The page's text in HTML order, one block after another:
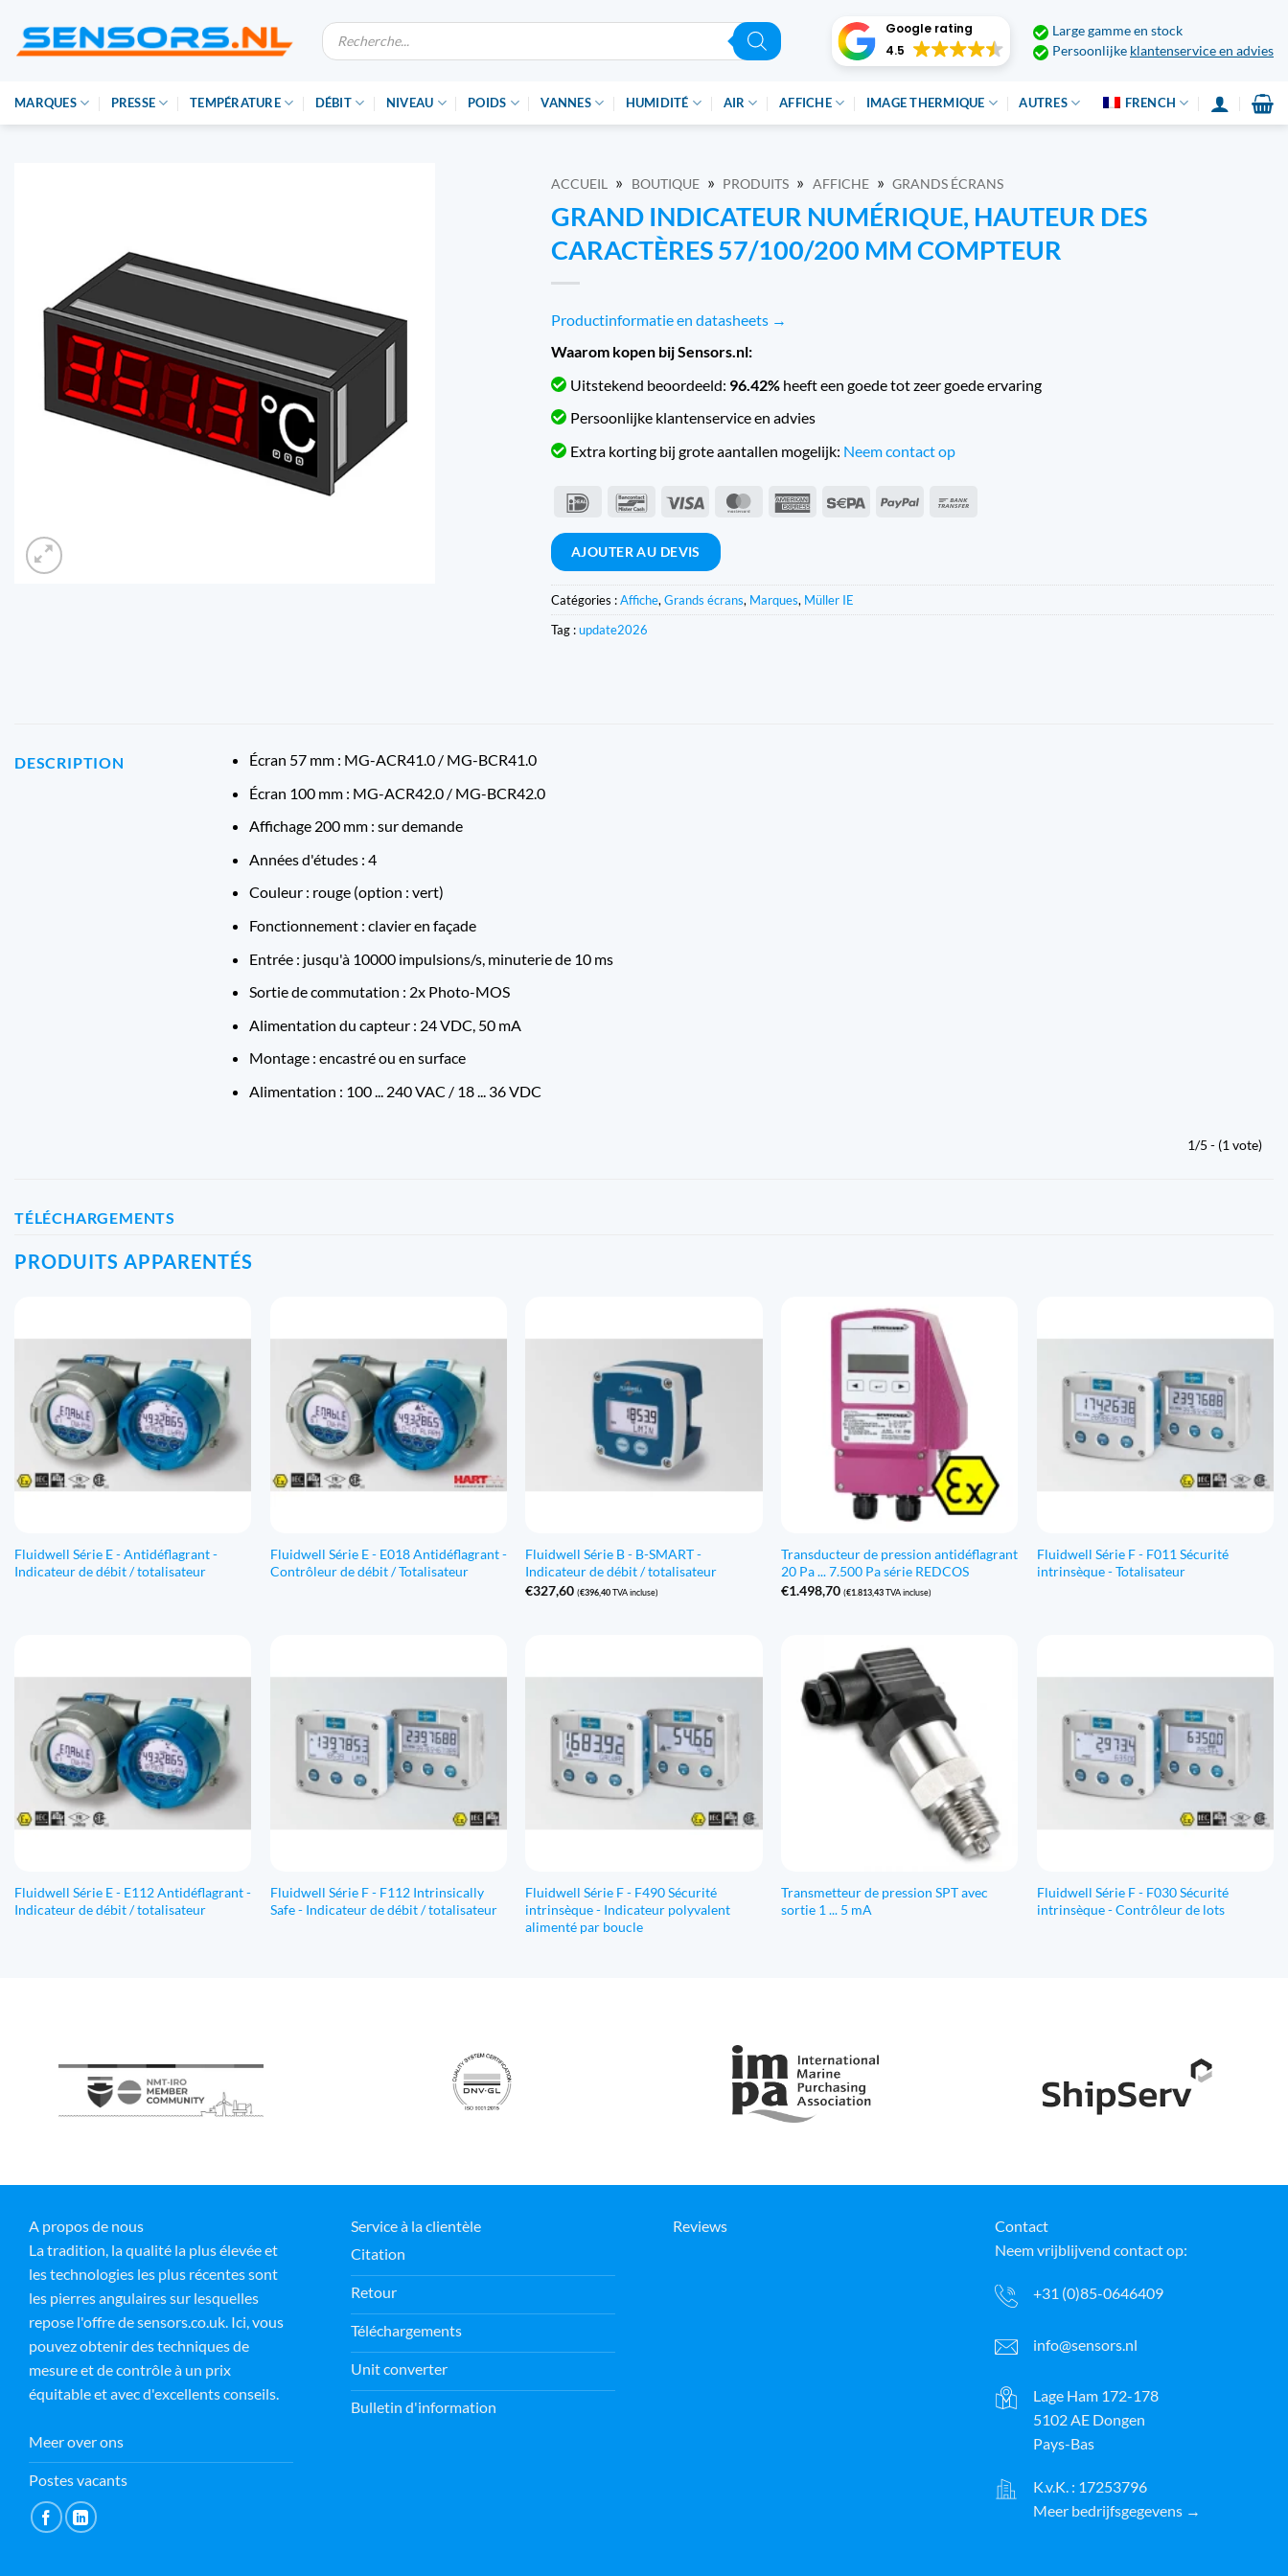
content
Recherche
produits
Google rating
4.5
Large gamme en stock
Persoonlijke klantenservice en advies
MARQUES PRESSE TEMPÉRATURE DÉBIT NIVEAU POIDS VANNES HUMIDITÉ AIR AFFICHE IMAGE THERMIQUE AUTRES FRENCH
ACCUEIL » BOUTIQUE » PRODUITS » AFFICHE » GRANDS ÉCRANS
GRAND INDICATEUR NUMÉRIQUE, HAUTEUR DES
CARACTÈRES 57/100/200 MM COMPTEUR
Productinformatie en datasheets →
Waarom kopen bij Sensors.nl:
Uitstekend beoordeeld: 96.42% heeft een goede tot zeer goede ervaring
Persoonlijke klantenservice en advies
Extra korting bij grote aantallen mogelijk: Neem contact op
IDeal BancontactVisa MasterCardAmerican Sepa PayPal
AJOUTER AU DEVIS
Catégories :Affiche, Grands écrans, Marques, Müller IE
Tag :update2026
DESCRIPTION
Écran 57 mm : MG-ACR41.0 / MG-BCR41.0
Écran 100 mm : MG-ACR42.0 / MG-BCR42.0
Affichage 200 mm : sur demande
Années d'études : 4
Couleur : rouge (option : vert)
Fonctionnement : clavier en façade
Entrée : jusqu'à 10000 impulsions/s, minuterie de 10 ms
Sortie de commutation : 2x Photo-MOS
Alimentation du capteur : 24 VDC, 50 mA
Montage : encastré ou en surface
Alimentation : 100 ... 240 VAC / 18 ... 36 VDC
1/5 - (1 vote)
TÉLÉCHARGEMENTS
PRODUITS APPARENTÉS
Fluidwell Série E - Antidéflagrant -
Indicateur de débit / totalisateur
Fluidwell Série E - E018 Antidéflagrant -
Contrôleur de débit / Totalisateur
Fluidwell Série B - B-SMART -
Indicateur de débit / totalisateur
€327,60 (€396,40TVA incluse)
Transducteur de pression antidéflagrant
20 Pa ... 7.500 Pa série REDCOS
€1.498,70 (€1.813,43TVA incluse)
Fluidwell Série F - F011 Sécurité
intrinsèque - Totalisateur
Fluidwell Série E - E112 Antidéflagrant -
Indicateur de débit / totalisateur
Fluidwell Série F - F112 Intrinsically
Safe - Indicateur de débit / totalisateur
Fluidwell Série F - F490 Sécurité
intrinsèque - Indicateur polyvalent
alimenté par boucle
Transmetteur de pression SPT avec
sortie 1 ... 5 mA
Fluidwell Série F - F030 Sécurité
intrinsèque - Contrôleur de lots
A propos de nous
La tradition, la qualité la plus élevée et
les technologies les plus récentes sont
les pierres angulaires sur lesquelles
repose l'offre de sensors.co.uk. Ici, vous
pouvez obtenir des techniques de
mesure et de contrôle à un prix
équitable et avec d'excellents conseils.
Meer over ons
Postes vacants
Service à la clientèle
Citation
Retour
Téléchargements
Unit converter
Bulletin d'information
Reviews
Contact
Neem vrijblijvend contact op:
+31 (0)85-0646409
info@sensors.nl
Lage Ham 172-178
5102 AE Dongen
Pays-Bas
K.v.K. : 17253796
Meer bedrijfsgegevens →